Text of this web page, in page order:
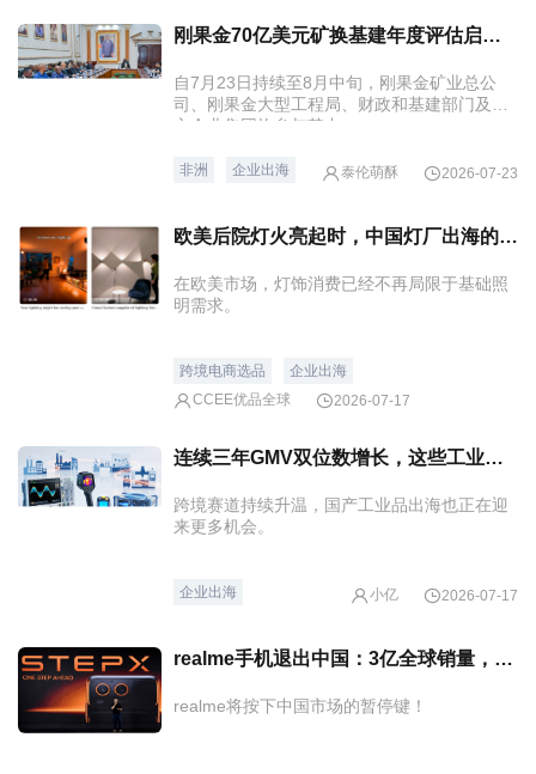
刚果金70亿美元矿换基建年度评估启动，中企聚焦四大赛道
自7月23日持续至8月中旬，刚果金矿业总公
司、刚果金大型工程局、财政和基建部门及中
方企业集团均参与其中。
非洲 企业出海 泰伦萌酥 2026-07-23
欧美后院灯火亮起时，中国灯厂出海的“黄金十年”正开始
在欧美市场，灯饰消费已经不再局限于基础照
明需求。
跨境电商选品
企业出海
CCEE优品全球
2026-07-17
连续三年GMV双位数增长，这些工业品打开长期增长空间！
跨境赛道持续升温，国产工业品出海也正在迎
来更多机会。
企业出海 小亿 2026-07-17
realme手机退出中国：3亿全球销量，换不来1%国内市场
realme将按下中国市场的暂停键！